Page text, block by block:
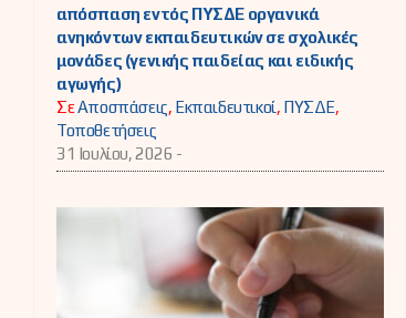
απόσπαση εντός ΠΥΣΔΕ οργανικά
ανηκόντων εκπαιδευτικών σε σχολικές
μονάδες (γενικής παιδείας και ειδικής
αγωγής)
ΣεΑποσπάσεις, Εκπαιδευτικοί, ΠΥΣΔΕ,
Τοποθετήσεις
31 Ιουλίου, 2026 -